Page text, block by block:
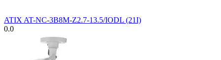
ATIX AT-NC-3B8M-Z2.7-13.5/IODL (21I)
0.0